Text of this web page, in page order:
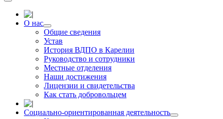
О нас
Общие сведения
Устав
История ВДПО в Карелии
Руководство и сотрудники
Местные отделения
Наши достижения
Лицензии и свидетельства
Как стать добровольцем
Социально-ориентированная деятельность